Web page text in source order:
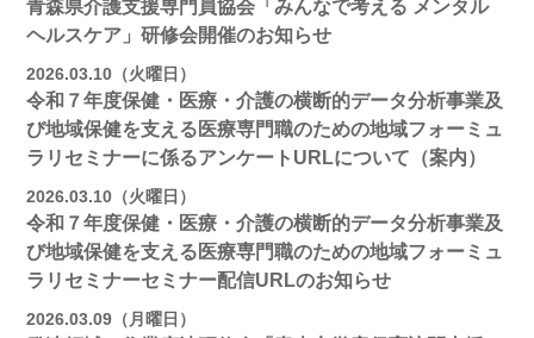
青森県介護支援専門員協会「みんなで考える メンタル
ヘルスケア」研修会開催のお知らせ
2026.03.10（火曜日）
令和７年度保健・医療・介護の横断的データ分析事業及
び地域保健を支える医療専門職のための地域フォーミュ
ラリセミナーに係るアンケートURLについて（案内）
2026.03.10（火曜日）
令和７年度保健・医療・介護の横断的データ分析事業及
び地域保健を支える医療専門職のための地域フォーミュ
ラリセミナーセミナー配信URLのお知らせ
2026.03.09（月曜日）